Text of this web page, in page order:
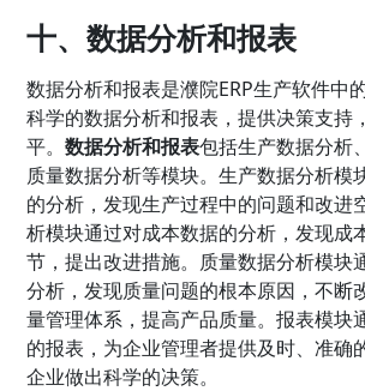
十、数据分析和报表
数据分析和报表是濮院ERP生产软件中
科学的数据分析和报表，提供决策支持
平。数据分析和报表包括生产数据分析
质量数据分析等模块。生产数据分析模
的分析，发现生产过程中的问题和改进
析模块通过对成本数据的分析，发现成
节，提出改进措施。质量数据分析模块
分析，发现质量问题的根本原因，不断
量管理体系，提高产品质量。报表模块
的报表，为企业管理者提供及时、准确
企业做出科学的决策。